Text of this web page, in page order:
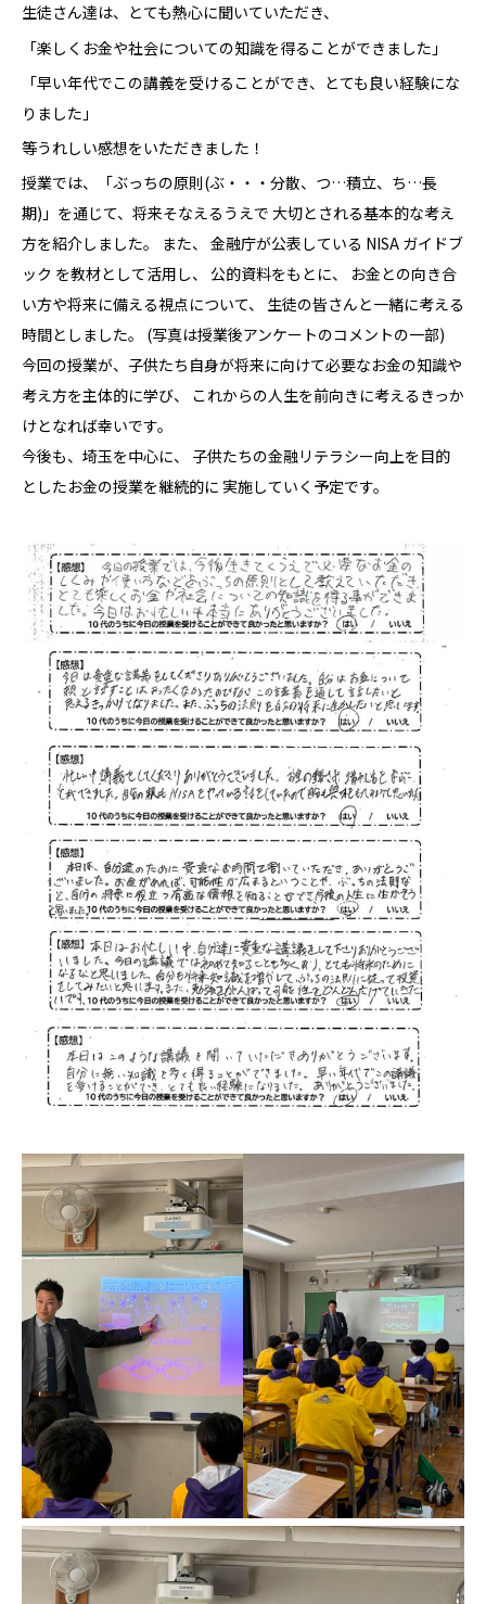
生徒さん達は、とても熱心に聞いていただき、
「楽しくお金や社会についての知識を得ることができました」
「早い年代でこの講義を受けることができ、とても良い経験にな
りました」
等うれしい感想をいただきました！
授業では、「ぶっちの原則(ぶ・・・分散、つ…積立、ち…長
期)」を通じて、将来そなえるうえで 大切とされる基本的な考え
方を紹介しました。 また、 金融庁が公表している NISA ガイドブ
ック を教材として活用し、 公的資料をもとに、 お金との向き合
い方や将来に備える視点について、 生徒の皆さんと一緒に考える
時間としました。 (写真は授業後アンケートのコメントの一部)
今回の授業が、子供たち自身が将来に向けて必要なお金の知識や
考え方を主体的に学び、 これからの人生を前向きに考えるきっか
けとなれば幸いです。
今後も、埼玉を中心に、 子供たちの金融リテラシー向上を目的
としたお金の授業を継続的に 実施していく予定です。